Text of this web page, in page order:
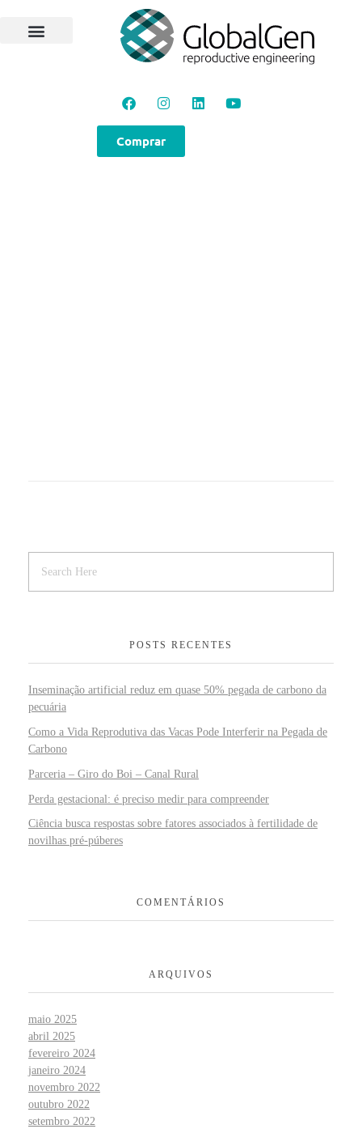
Comprar
POSTS RECENTES
Inseminação artificial reduz em quase 50% pegada de carbono da
pecuária
Como a Vida Reprodutiva das Vacas Pode Interferir na Pegada de
Carbono
Parceria – Giro do Boi – Canal Rural
Perda gestacional: é preciso medir para compreender
Ciência busca respostas sobre fatores associados à fertilidade de
novilhas pré-púberes
COMENTÁRIOS
ARQUIVOS
maio 2025
abril 2025
fevereiro 2024
janeiro 2024
novembro 2022
outubro 2022
setembro 2022